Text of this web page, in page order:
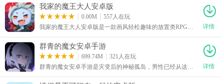
我家的魔王大人安卓版
0.00M
557人在玩
我家的魔王大人安卓版是一款画风轻松趣味的放置类RPG冒险手游，游戏界面简洁，玩法简单易懂，轻轻松松就能上手。玩家将化身史上最弱的落魄魔王，开启打工冒险之旅，集结各类怪物伙伴组建军队，反抗勇者的迫害，主打休闲挂机玩法，操作简单易上手，融合技能养成、任务闯关、离线挂机等多元玩法，搭配创新的技能升级机制，还提供自动点击、紧急撤退等实用辅助功能，同时内置丰富搞笑的原创主线剧情，是款很有趣的游戏。
详情
群青的魔女安卓手游
699.74M
321人在玩
群青的魔女安卓手游是灾变后的神秘孤岛，男性已经从这个世界消失，留下的幸存者几乎全是女性。玩家作为意外来到岛上的特殊幸存者，能够在这里与不同魔女相遇，并逐步寻找隐藏在岛屿深处的真相。群青的魔女安卓手游下载安装后，玩家可以深入遗迹、应对机械敌人，同时通过日常交流、共同冒险以及支线任务增进与魔女之间的关系。随着好感度提升，各角色专属剧情、背景故事和CG内容也会逐渐开放。
详情